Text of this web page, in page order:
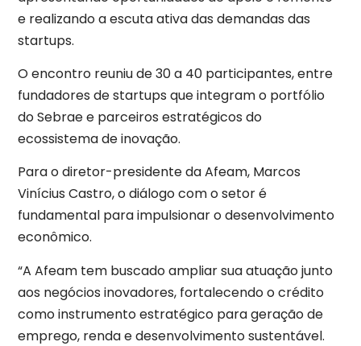
e realizando a escuta ativa das demandas das
startups.
O encontro reuniu de 30 a 40 participantes, entre
fundadores de startups que integram o portfólio
do Sebrae e parceiros estratégicos do
ecossistema de inovação.
Para o diretor-presidente da Afeam, Marcos
Vinícius Castro, o diálogo com o setor é
fundamental para impulsionar o desenvolvimento
econômico.
“A Afeam tem buscado ampliar sua atuação junto
aos negócios inovadores, fortalecendo o crédito
como instrumento estratégico para geração de
emprego, renda e desenvolvimento sustentável.